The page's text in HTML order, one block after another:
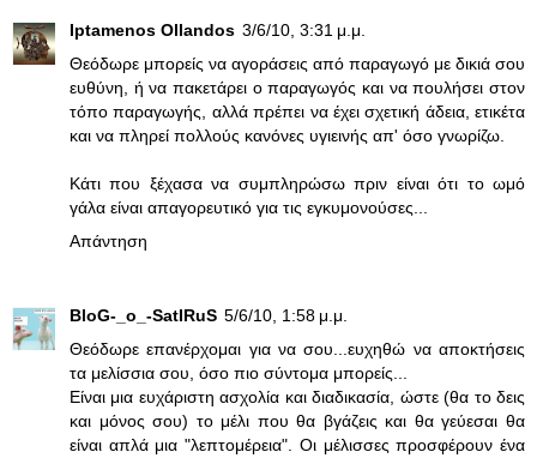
Iptamenos Ollandos 3/6/10, 3:31 μ.μ.
Θεόδωρε μπορείς να αγοράσεις από παραγωγό με δικιά σου
ευθύνη, ή να πακετάρει ο παραγωγός και να πουλήσει στον
τόπο παραγωγής, αλλά πρέπει να έχει σχετική άδεια, ετικέτα
και να πληρεί πολλούς κανόνες υγιεινής απ' όσο γνωρίζω.
Κάτι που ξέχασα να συμπληρώσω πριν είναι ότι το ωμό
γάλα είναι απαγορευτικό για τις εγκυμονούσες...
Απάντηση
BloG-_o_-SatIRuS 5/6/10, 1:58 μ.μ.
Θεόδωρε επανέρχομαι για να σου...ευχηθώ να αποκτήσεις
τα μελίσσια σου, όσο πιο σύντομα μπορείς...
Είναι μια ευχάριστη ασχολία και διαδικασία, ώστε (θα το δεις
και μόνος σου) το μέλι που θα βγάζεις και θα γεύεσαι θα
είναι απλά μια "λεπτομέρεια". Οι μέλισσες προσφέρουν ένα